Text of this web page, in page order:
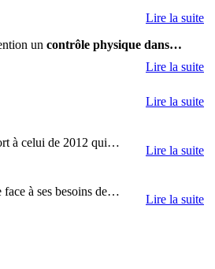
Lire la suite
un contrôle physique dans…
Lire la suite
Lire la suite
à celui de 2012 qui…
Lire la suite
face à ses besoins de…
Lire la suite